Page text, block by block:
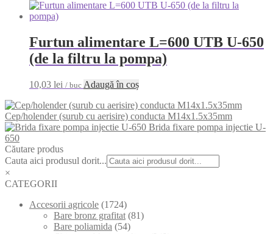
Furtun alimentare L=600 UTB U-650
(de la filtru la pompa)
10,03 lei / buc Adaugă în coș
Cep/holender (surub cu aerisire) conducta M14x1.5x35mm
Brida fixare pompa injectie U-
650
Căutare produs
Cauta aici produsul dorit...
×
CATEGORII
Accesorii agricole (1724)
Bare bronz grafitat (81)
Bare poliamida (54)